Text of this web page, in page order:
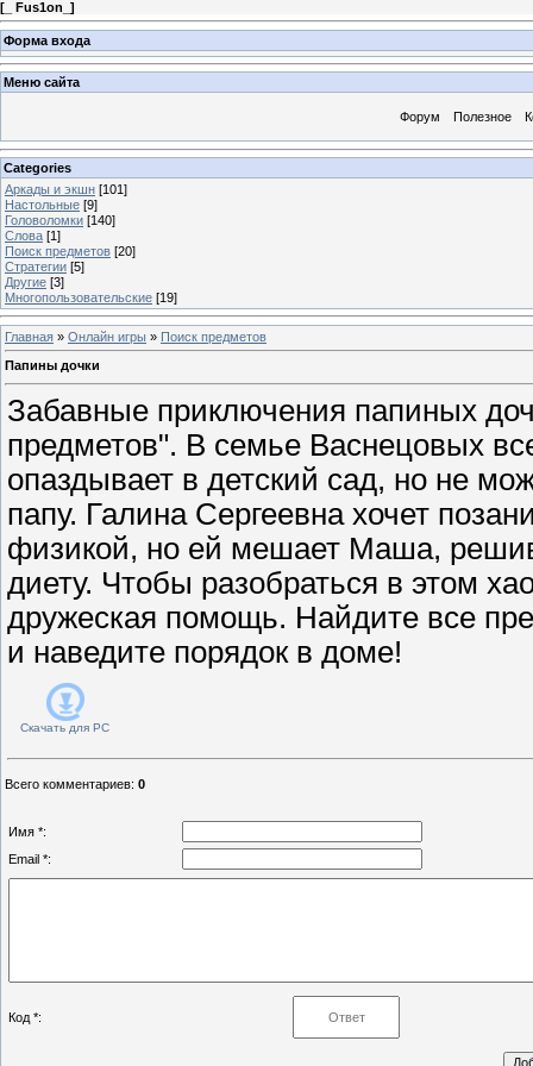
[ _ Fus1on_ ]
Форма входа
Меню сайта
Форум Полезное
Categories
Аркады и экшн [101]
Настольные [9]
Головоломки [140]
Слова [1]
Поиск предметов [20]
Стратегии [5]
Другие [3]
Многопользовательские [19]
Главная » Онлайн игры » Поиск предметов
Папины дочки
Забавные приключения папиных
предметов". В семье Васнецовых
опаздывает в детский сад, но не
папу. Галина Сергеевна хочет
физикой, но ей мешает Маша,
диету. Чтобы разобраться в этом
дружеская помощь. Найдите все
и наведите порядок в доме!
Скачать для PC
Всего комментариев: 0
Имя *:
Email *:
Код *: